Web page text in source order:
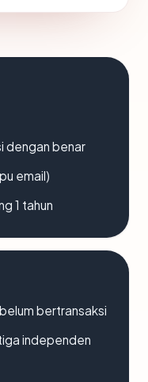
dengan benar
email)
1 tahun
bertransaksi
independen